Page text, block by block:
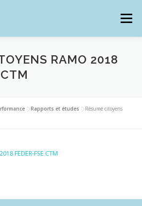
Menu
RAMO 2018
>Rapports et études >Résumé citoyens
FEDER-FSE CTM